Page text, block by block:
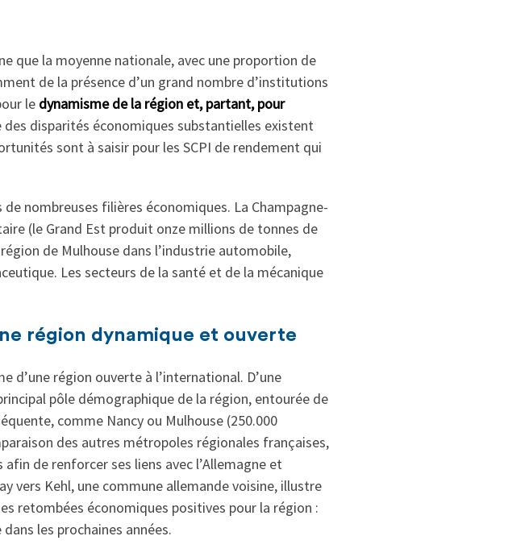
que la moyenne nationale, avec une proportion de
de la présence d’un grand nombre d’institutions
le dynamisme de la région et, partant, pour
disparités économiques substantielles existent
sont à saisir pour les SCPI de rendement qui
nombreuses filières économiques. La Champagne-
(le Grand Est produit onze millions de tonnes de
de Mulhouse dans l’industrie automobile,
Les secteurs de la santé et de la mécanique
région dynamique et ouverte
d’une région ouverte à l’international. D’une
pôle démographique de la région, entourée de
comme Nancy ou Mulhouse (250.000
des autres métropoles régionales françaises,
de renforcer ses liens avec l’Allemagne et
vers Kehl, une commune allemande voisine, illustre
retombées économiques positives pour la région :
les prochaines années.